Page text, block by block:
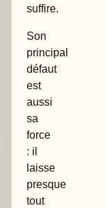
suffire.
Son
principal
défaut
est
aussi
sa
force
: il
laisse
presque
tout